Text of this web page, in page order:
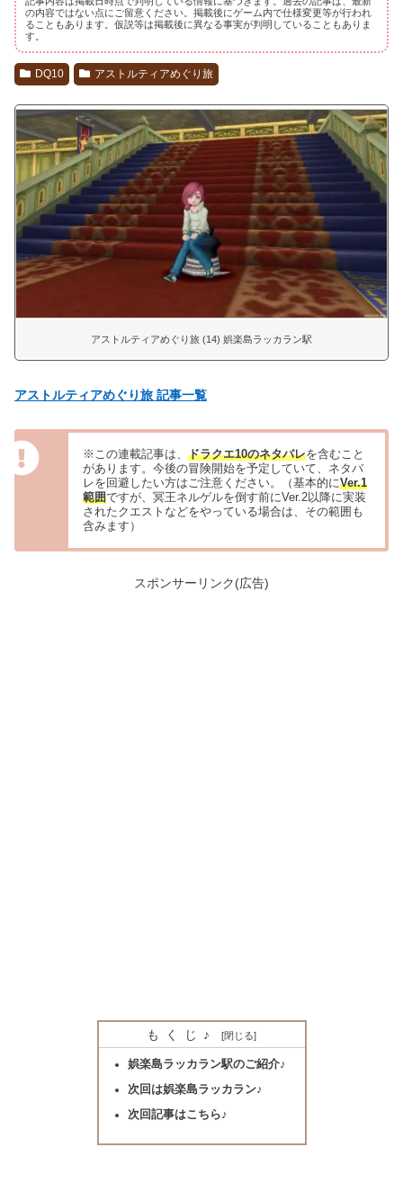
の内容ではない点にご留意ください。掲載後にゲーム内で仕様変更等が行われ
ることもあります。仮説等は掲載後に異なる事実が判明していることもありま
す。
DQ10 アストルティアめぐり旅
アストルティアめぐり旅 (14) 娯楽島ラッカラン駅
アストルティアめぐり旅 記事一覧
※この連載記事は、 ドラクエ10のネタバレを含むこと
があります。今後の冒険開始を予定していて、ネタバ
レを回避したい方はご注意ください。（基本的にVer.1
範囲ですが、冥王ネルゲルを倒す前にVer.2以降に実装
されたクエストなどをやっている場合は、その範囲も
含みます）
スポンサーリンク(広告)
もくじ♪
娯楽島ラッカラン駅のご紹介♪
次回は娯楽島ラッカラン♪
次回記事はこちら♪